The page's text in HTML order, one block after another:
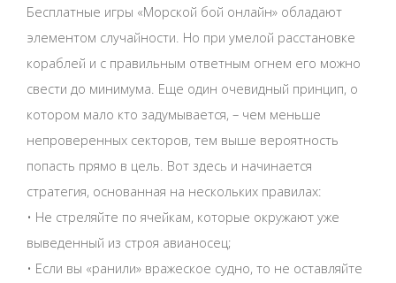
Бесплатные игры «Морской бой онлайн» обладают
элементом случайности. Но при умелой расстановке
кораблей и с правильным ответным огнем его можно
свести до минимума. Еще один очевидный принцип, о
котором мало кто задумывается, – чем меньше
непроверенных секторов, тем выше вероятность
попасть прямо в цель. Вот здесь и начинается
стратегия, основанная на нескольких правилах:
• Не стреляйте по ячейкам, которые окружают уже
выведенный из строя авианосец;
• Если вы «ранили» вражеское судно, то не оставляйте